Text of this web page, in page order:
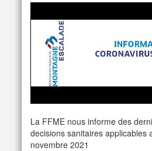
La FFME nous informe des
decisions sanitaires applicables
novembre 2021